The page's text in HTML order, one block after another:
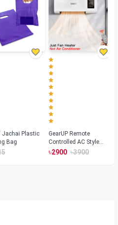
Jachai Plastic
Bag
GearUP Remote
Controlled AC Style
Room Heater 1800
৳2900 ৳3900